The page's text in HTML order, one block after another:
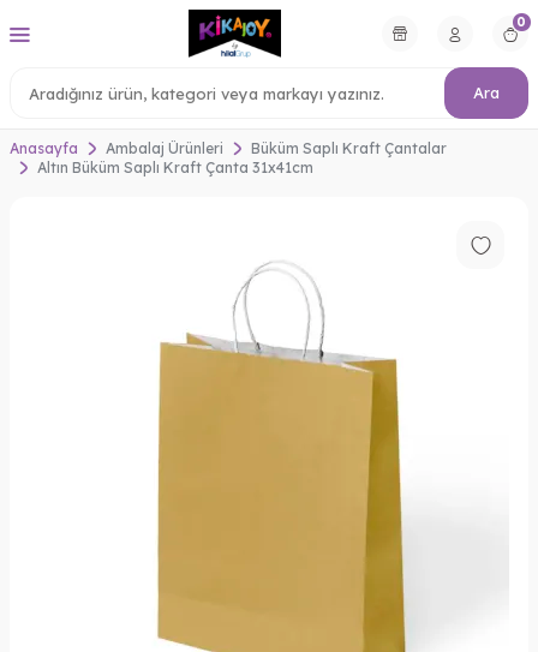
Ara
0
Anasayfa Ambalaj Ürünleri
Büküm Saplı Kraft Çantalar
Altın Büküm Saplı Kraft Çanta 31x41cm